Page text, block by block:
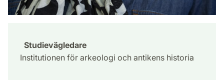
Studievägledare
Institutionen för arkeologi och antikens historia